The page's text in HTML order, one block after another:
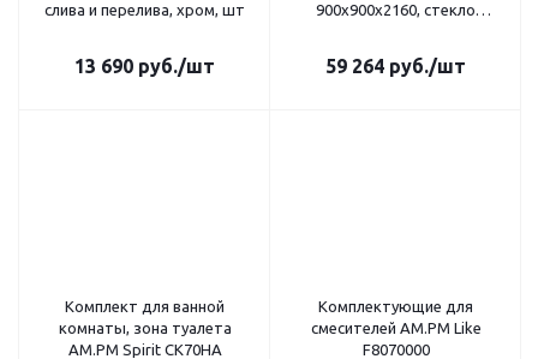
слива и перелива, хром, шт
13 690 руб./шт
900х900х2160, стекло
59 264 руб./шт
Комплект для ванной
комнаты, зона туалета
AM.PM Spirit CK70HA
Комплектующие для
смесителей AM.PM Like
F8070000